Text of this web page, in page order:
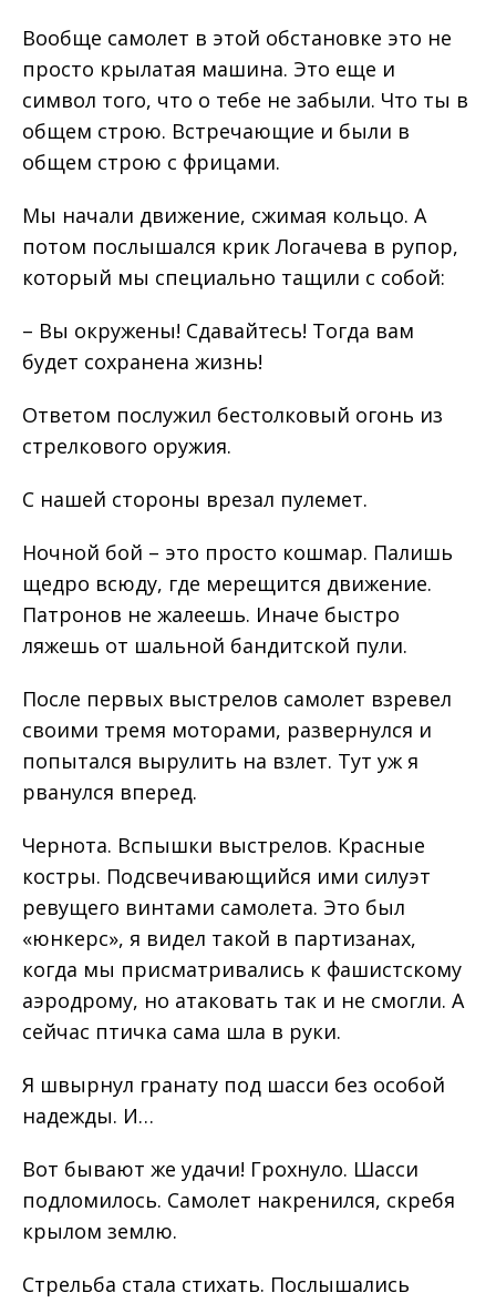
Вообще самолет в этой обстановке это не
просто крылатая машина. Это еще и
символ того, что о тебе не забыли. Что ты в
общем строю. Встречающие и были в
общем строю с фрицами.
Мы начали движение, сжимая кольцо. А
потом послышался крик Логачева в рупор,
который мы специально тащили с собой:
– Вы окружены! Сдавайтесь! Тогда вам
будет сохранена жизнь!
Ответом послужил бестолковый огонь из
стрелкового оружия.
С нашей стороны врезал пулемет.
Ночной бой – это просто кошмар. Палишь
щедро всюду, где мерещится движение.
Патронов не жалеешь. Иначе быстро
ляжешь от шальной бандитской пули.
После первых выстрелов самолет взревел
своими тремя моторами, развернулся и
попытался вырулить на взлет. Тут уж я
рванулся вперед.
Чернота. Вспышки выстрелов. Красные
костры. Подсвечивающийся ими силуэт
ревущего винтами самолета. Это был
«юнкерс», я видел такой в партизанах,
когда мы присматривались к фашистскому
аэродрому, но атаковать так и не смогли. А
сейчас птичка сама шла в руки.
Я швырнул гранату под шасси без особой
надежды. И…
Вот бывают же удачи! Грохнуло. Шасси
подломилось. Самолет накренился, скребя
крылом землю.
Стрельба стала стихать. Послышались